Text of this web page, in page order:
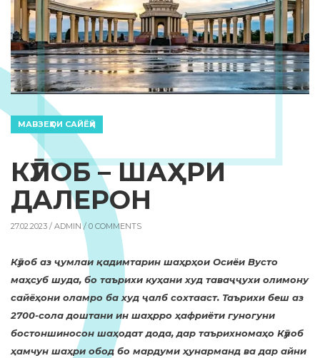
МАВЗЕҲОИ САЙЁҲӢ
КӮЛОБ – ШАҲРИ
ДАЛЕРОН
27.02.2023 / ADMIN/ 0 COMMENTS
Кӯлоб аз ҷумлаи қадимтарин шаҳрҳои Осиёи Вусто
маҳсуб шуда, бо таърихи куҳани худ таваҷҷухи олимону
сайёҳони оламро ба худ ҷалб сохтааст. Таърихи беш аз
2700-сола доштани ин шаҳрро ҳафриёти гуногуни
бостоншиносон шаҳодат дода, дар таърихномаҳо Кӯлоб
ҳамчун шаҳри обод бо мардуми ҳунарманд ва дар айни